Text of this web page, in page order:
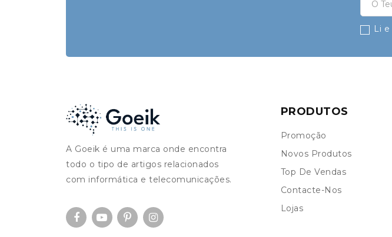
Li
A Goeik é uma marca onde encontra
todo o tipo de artigos relacionados
com informática e telecomunicações.
PRODUTOS
Promoção
Novos Produtos
Top De Vendas
Contacte-Nos
Lojas